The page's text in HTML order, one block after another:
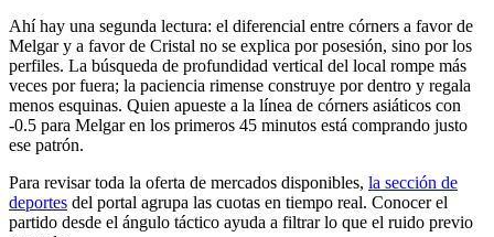
Ahí hay una segunda lectura: el diferencial entre córners a favor de
Melgar y a favor de Cristal no se explica por posesión, sino por los
perfiles. La búsqueda de profundidad vertical del local rompe más
veces por fuera; la paciencia rimense construye por dentro y regala
menos esquinas. Quien apueste a la línea de córners asiáticos con
-0.5 para Melgar en los primeros 45 minutos está comprando justo
ese patrón.
Para revisar toda la oferta de mercados disponibles, la sección de
deportes del portal agrupa las cuotas en tiempo real. Conocer el
partido desde el ángulo táctico ayuda a filtrar lo que el ruido previo